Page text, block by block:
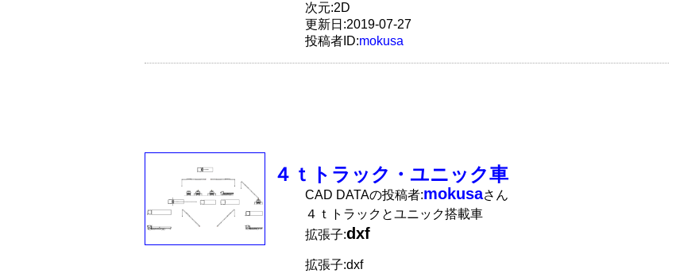
次元:2D
更新日:2019-07-27
投稿者ID:mokusa
４ｔトラック・ユニック車
CAD DATAの投稿者:mokusaさん
４ｔトラックとユニック搭載車
拡張子:dxf
拡張子:dxf